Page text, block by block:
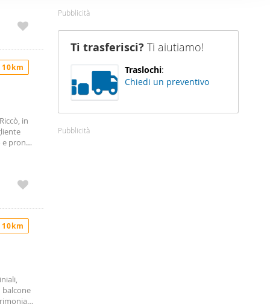
sito
loro
in
pronto
in
balcone
Pubblicità
Ti trasferisci? Ti aiutiamo!
Traslochi:
Chiedi un preventivo
Pubblicità